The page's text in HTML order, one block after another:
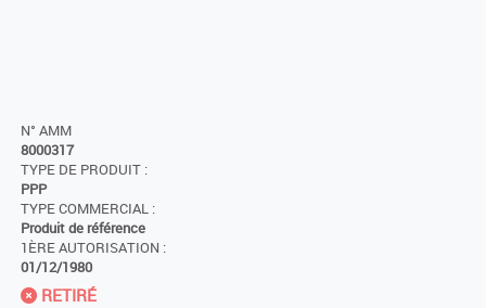
N° AMM
8000317
TYPE DE PRODUIT :
PPP
TYPE COMMERCIAL :
Produit de référence
1ÈRE AUTORISATION :
01/12/1980
RETIRÉ